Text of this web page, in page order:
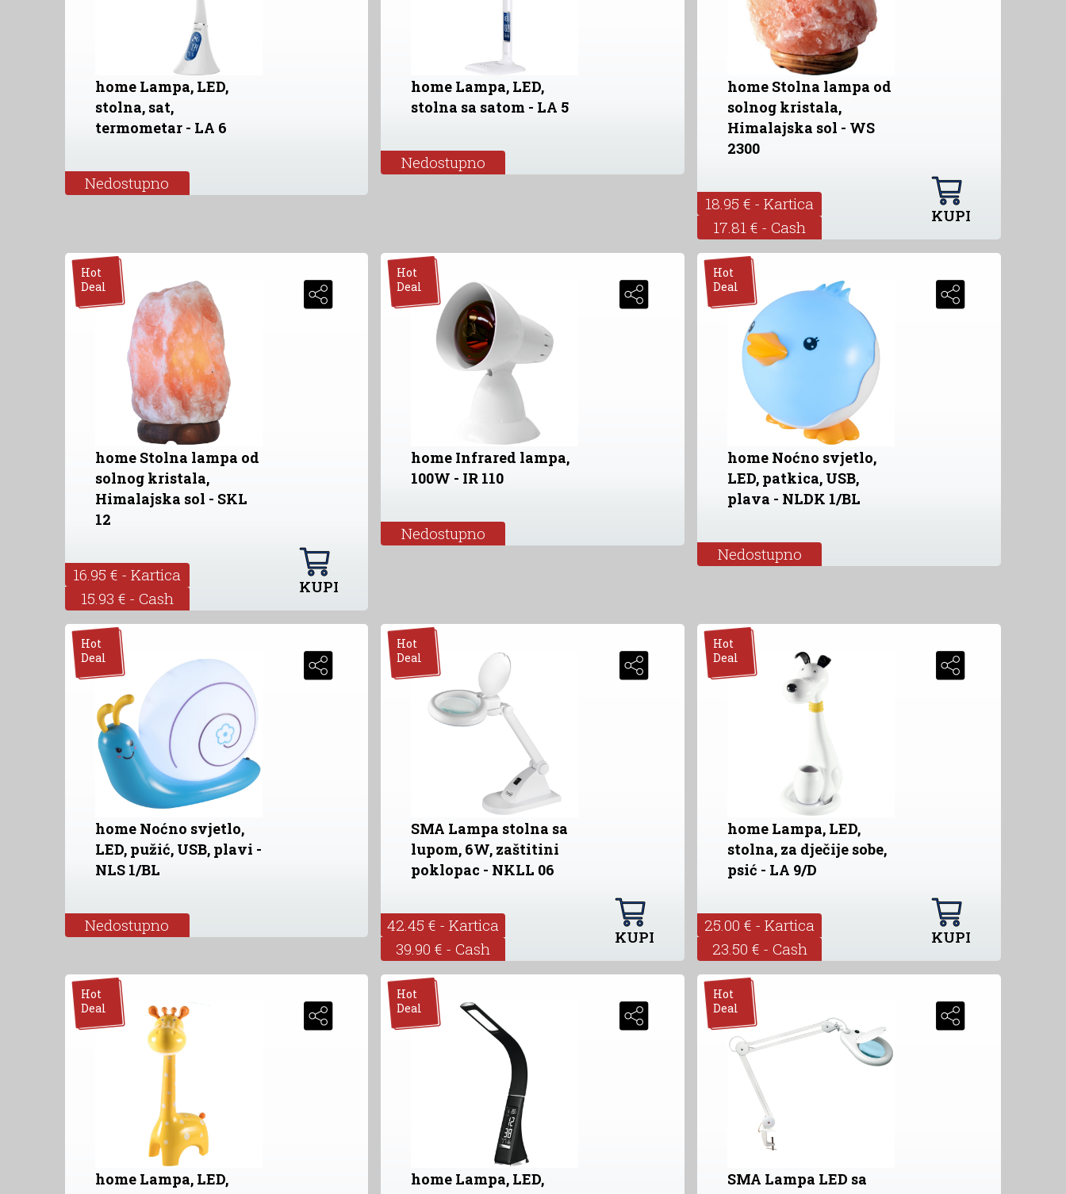
home Lampa, LED,
stolna, sat,
termometar - LA 6
Nedostupno
home Lampa, LED,
stolna sa satom - LA 5
Nedostupno
home Stolna lampa od
solnog kristala,
Himalajska sol - WS
2300
18.95 € - Kartica
17.81 € - Cash
KUPI
Hot
Deal
home Stolna lampa od
solnog kristala,
Himalajska sol - SKL
12
16.95 € - Kartica
15.93 € - Cash
KUPI
Hot
Deal
home Infrared lampa,
100W - IR 110
Nedostupno
Hot
Deal
home Noćno svjetlo,
LED, patkica, USB,
plava - NLDK 1/BL
Nedostupno
Hot
Deal
home Noćno svjetlo,
LED, pužić, USB, plavi -
NLS 1/BL
Nedostupno
Hot
Deal
SMA Lampa stolna sa
lupom, 6W, zaštitini
poklopac - NKLL 06
42.45 € - Kartica
39.90 € - Cash
KUPI
Hot
Deal
home Lampa, LED,
stolna, za dječije sobe,
psić - LA 9/D
25.00 € - Kartica
23.50 € - Cash
KUPI
Hot
Deal
home Lampa, LED,
Hot
Deal
home Lampa, LED,
Hot
Deal
SMA Lampa LED sa